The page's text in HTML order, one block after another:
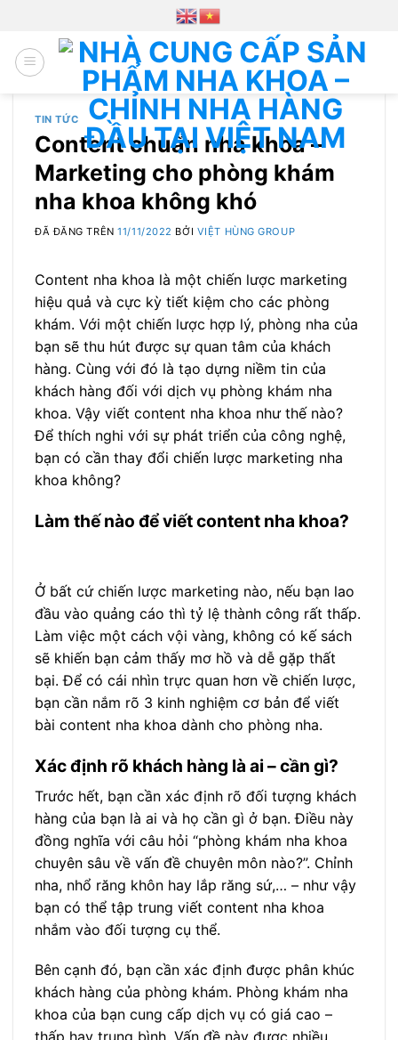
nội
dung
TIN TỨC
Content chuẩn nha khoa –
Marketing cho phòng khám
nha khoa không khó
ĐÃ ĐĂNG TRÊN11/11/2022 BỞI VIỆT HÙNG GROUP
Content nha khoa là một chiến lược marketing
hiệu quả và cực kỳ tiết kiệm cho các phòng
khám. Với một chiến lược hợp lý, phòng nha của
bạn sẽ thu hút được sự quan tâm của khách
hàng. Cùng với đó là tạo dựng niềm tin của
khách hàng đối với dịch vụ phòng khám nha
khoa. Vậy viết content nha khoa như thế nào?
Để thích nghi với sự phát triển của công nghệ,
bạn có cần thay đổi chiến lược marketing nha
khoa không?
Làm thế nào để viết content nha khoa?
Ở bất cứ chiến lược marketing nào, nếu bạn lao
đầu vào quảng cáo thì tỷ lệ thành công rất thấp.
Làm việc một cách vội vàng, không có kế sách
sẽ khiến bạn cảm thấy mơ hồ và dễ gặp thất
bại. Để có cái nhìn trực quan hơn về chiến lược,
bạn cần nắm rõ 3 kinh nghiệm cơ bản để viết
bài content nha khoa dành cho phòng nha.
Xác định rõ khách hàng là ai – cần gì?
Trước hết, bạn cần xác định rõ đối tượng khách
hàng của bạn là ai và họ cần gì ở bạn. Điều này
đồng nghĩa với câu hỏi “phòng khám nha khoa
chuyên sâu về vấn đề chuyên môn nào?”. Chỉnh
nha, nhổ răng khôn hay lắp răng sứ,… – như vậy
bạn có thể tập trung viết content nha khoa
nhắm vào đối tượng cụ thể.
Bên cạnh đó, bạn cần xác định được phân khúc
khách hàng của phòng khám. Phòng khám nha
khoa của bạn cung cấp dịch vụ có giá cao –